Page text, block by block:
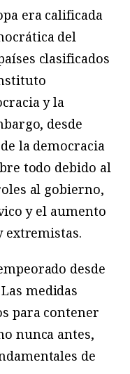
era calificada
del
clasificados
y la
desde
la democracia
todo debido al
al gobierno,
y el aumento
extremistas.
desde
medidas
para contener
nunca antes,
de